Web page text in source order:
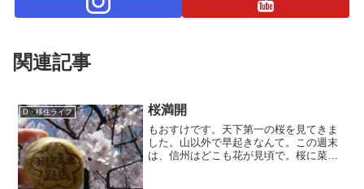
関連記事
D・移住ライフ 桜満開
もおすけです。天下第一の桜を見てきま
した。山以外で早起きなんて。この週末
は、信州はどこも花が見頃で。桜に菜の